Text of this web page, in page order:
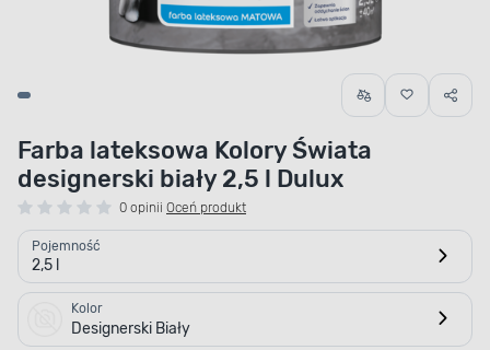
Farba lateksowa Kolory Świata
designerski biały 2,5 l Dulux
0 opinii Oceń produkt
Pojemność
2,5 l
Kolor
Designerski Biały